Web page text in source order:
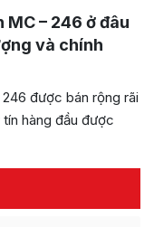
– 246 ở đâu
và chính
được bán rộng rãi
hàng đầu được